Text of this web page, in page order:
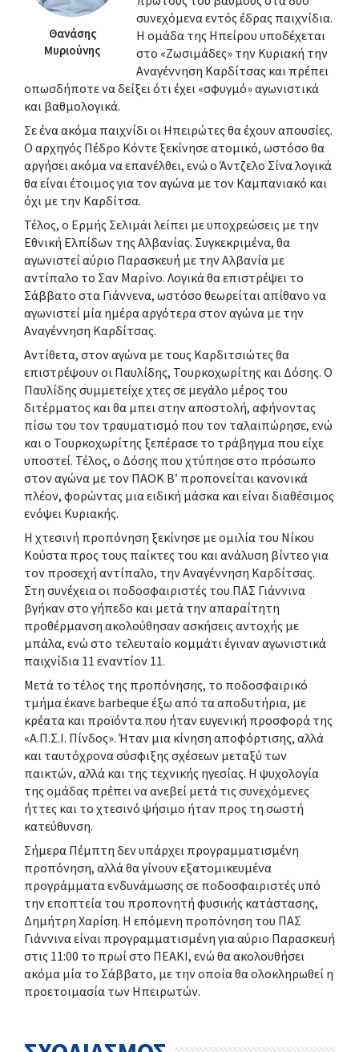
Θανάσης
Μυριούνης
συνεχόμενα εντός έδρας παιχνίδια.
Η ομάδα της Ηπείρου υποδέχεται
στο «Ζωσιμάδες» την Κυριακή την
Αναγέννηση Καρδίτσας και πρέπει
οπωσδήποτε να δείξει ότι έχει «σφυγμό» αγωνιστικά
και βαθμολογικά.
Σε ένα ακόμα παιχνίδι οι Ηπειρώτες θα έχουν απουσίες.
Ο αρχηγός Πέδρο Κόντε ξεκίνησε ατομικό, ωστόσο θα
αργήσει ακόμα να επανέλθει, ενώ ο Άντζελο Σίνα λογικά
θα είναι έτοιμος για τον αγώνα με τον Καμπανιακό και
όχι με την Καρδίτσα.
Τέλος, ο Ερμής Σελιμάι λείπει με υποχρεώσεις με την
Εθνική Ελπίδων της Αλβανίας. Συγκεκριμένα, θα
αγωνιστεί αύριο Παρασκευή με την Αλβανία με
αντίπαλο το Σαν Μαρίνο. Λογικά θα επιστρέψει το
Σάββατο στα Γιάννενα, ωστόσο θεωρείται απίθανο να
αγωνιστεί μία ημέρα αργότερα στον αγώνα με την
Αναγέννηση Καρδίτσας.
Αντίθετα, στον αγώνα με τους Καρδιτσιώτες θα
επιστρέψουν οι Παυλίδης, Τουρκοχωρίτης και Δόσης. Ο
Παυλίδης συμμετείχε χτες σε μεγάλο μέρος του
διτέρματος και θα μπει στην αποστολή, αφήνοντας
πίσω του τον τραυματισμό που τον ταλαιπώρησε, ενώ
και ο Τουρκοχωρίτης ξεπέρασε το τράβηγμα που είχε
υποστεί. Τέλος, ο Δόσης που χτύπησε στο πρόσωπο
στον αγώνα με τον ΠΑΟΚ Β’ προπονείται κανονικά
πλέον, φορώντας μια ειδική μάσκα και είναι διαθέσιμος
ενόψει Κυριακής.
Η χτεσινή προπόνηση ξεκίνησε με ομιλία του Νίκου
Κούστα προς τους παίκτες του και ανάλυση βίντεο για
τον προσεχή αντίπαλο, την Αναγέννηση Καρδίτσας.
Στη συνέχεια οι ποδοσφαιριστές του ΠΑΣ Γιάννινα
βγήκαν στο γήπεδο και μετά την απαραίτητη
προθέρμανση ακολούθησαν ασκήσεις αντοχής με
μπάλα, ενώ στο τελευταίο κομμάτι έγιναν αγωνιστικά
παιχνίδια 11 εναντίον 11.
Μετά το τέλος της προπόνησης, το ποδοσφαιρικό
τμήμα έκανε barbeque έξω από τα αποδυτήρια, με
κρέατα και προϊόντα που ήταν ευγενική προσφορά της
«Α.Π.Σ.Ι. Πίνδος». Ήταν μια κίνηση αποφόρτισης, αλλά
και ταυτόχρονα σύσφιξης σχέσεων μεταξύ των
παικτών, αλλά και της τεχνικής ηγεσίας. Η ψυχολογία
της ομάδας πρέπει να ανεβεί μετά τις συνεχόμενες
ήττες και το χτεσινό ψήσιμο ήταν προς τη σωστή
κατεύθυνση.
Σήμερα Πέμπτη δεν υπάρχει προγραμματισμένη
προπόνηση, αλλά θα γίνουν εξατομικευμένα
προγράμματα ενδυνάμωσης σε ποδοσφαιριστές υπό
την εποπτεία του προπονητή φυσικής κατάστασης,
Δημήτρη Χαρίση. Η επόμενη προπόνηση του ΠΑΣ
Γιάννινα είναι προγραμματισμένη για αύριο Παρασκευή
στις 11:00 το πρωί στο ΠΕΑΚΙ, ενώ θα ακολουθήσει
ακόμα μία το Σάββατο, με την οποία θα ολοκληρωθεί η
προετοιμασία των Ηπειρωτών.